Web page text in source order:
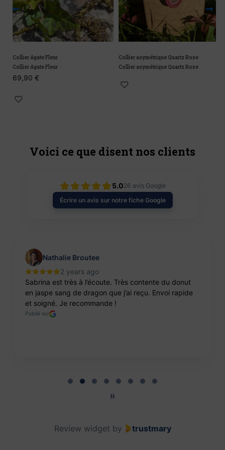
Collier Agate Fleur
Collier Agate Fleur
69,90€
Collier asymétrique Quartz Rose
Collier asymétrique Quartz Rose
Voici ce que disent nos clients
5.026 avis Google
Écrire un avis sur notre fiche Google
Nathalie Broutee
2 years ago
Sabrina est très à l’écoute. Très contente du donut
en jaspe sang de dragon que j’ai reçu. Envoi rapide
et soigné. Je recommande !
Publié sur
Review widget by trustmary